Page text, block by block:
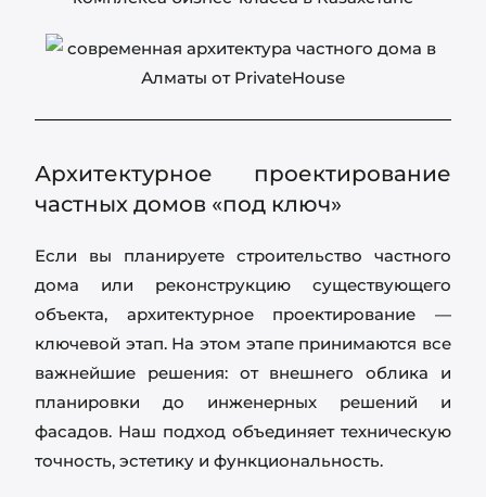
Архитектурное проектирование
частных домов «под ключ»
Если вы планируете строительство частного
дома или реконструкцию существующего
объекта, архитектурное проектирование —
ключевой этап. На этом этапе принимаются все
важнейшие решения: от внешнего облика и
планировки до инженерных решений и
фасадов. Наш подход объединяет техническую
точность, эстетику и функциональность.